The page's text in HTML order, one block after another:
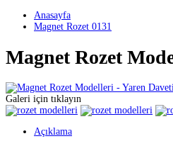
Anasayfa
Magnet Rozet 0131
Magnet Rozet
Galeri için tıklayın
Açıklama